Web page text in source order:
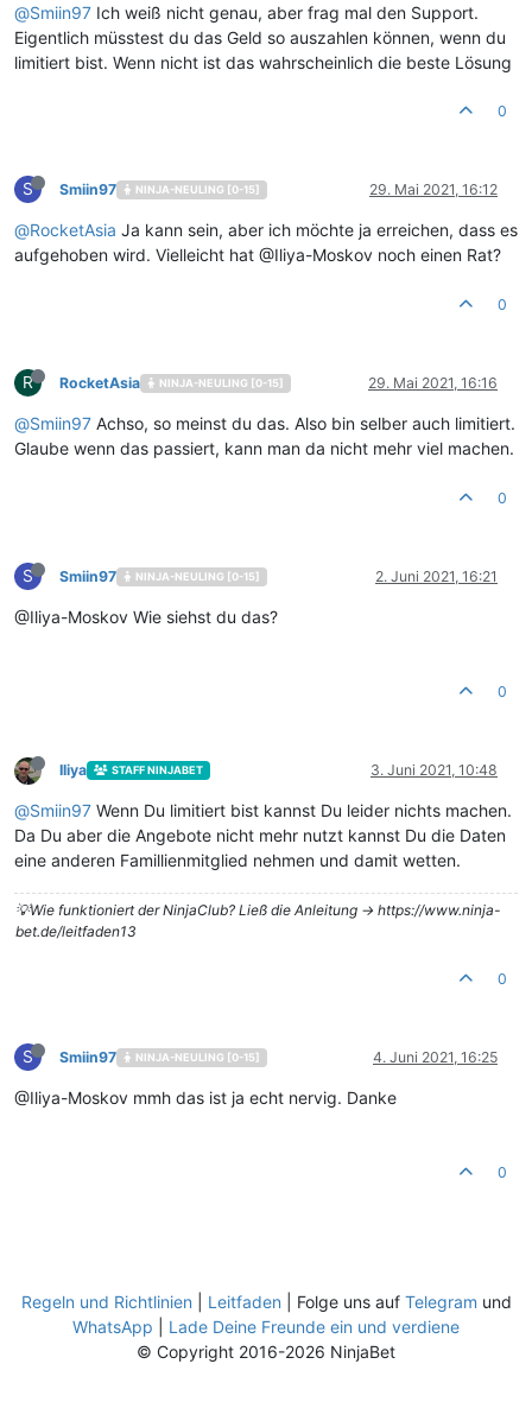
@Smiin97 Ich weiß nicht genau, aber frag mal den Support.
Eigentlich müsstest du das Geld so auszahlen können, wenn du
limitiert bist. Wenn nicht ist das wahrscheinlich die beste Lösung
0
S Smiin97 NINJA-NEULING [0-15] 29. Mai 2021, 16:12
@RocketAsia Ja kann sein, aber ich möchte ja erreichen, dass es
aufgehoben wird. Vielleicht hat @Iliya-Moskov noch einen Rat?
0
R RocketAsia NINJA-NEULING [0-15] 29. Mai 2021, 16:16
@Smiin97 Achso, so meinst du das. Also bin selber auch limitiert.
Glaube wenn das passiert, kann man da nicht mehr viel machen.
0
S Smiin97 NINJA-NEULING [0-15] 2. Juni 2021, 16:21
@Iliya-Moskov Wie siehst du das?
0
Iliya STAFF NINJABET 3. Juni 2021, 10:48
@Smiin97 Wenn Du limitiert bist kannst Du leider nichts machen.
Da Du aber die Angebote nicht mehr nutzt kannst Du die Daten
eine anderen Famillienmitglied nehmen und damit wetten.
💡Wie funktioniert der NinjaClub? Ließ die Anleitung -> https://www.ninja-
bet.de/leitfaden13
0
S Smiin97 NINJA-NEULING [0-15] 4. Juni 2021, 16:25
@Iliya-Moskov mmh das ist ja echt nervig. Danke
0
Regeln und Richtlinien Leitfaden | Folge uns auf Telegram und
WhatsApp
Lade Deine Freunde ein und verdiene
© Copyright 2016-2026 NinjaBet